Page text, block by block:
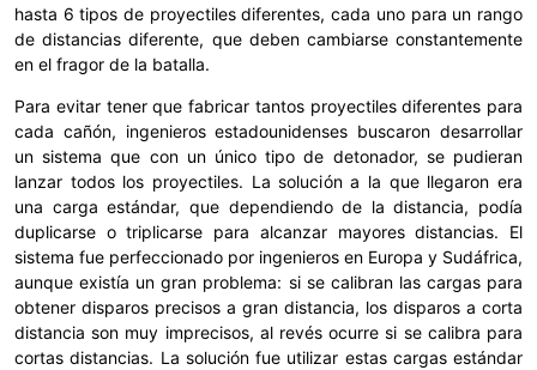
hasta 6 tipos de proyectiles diferentes, cada uno para un rango
de distancias diferente, que deben cambiarse constantemente
en el fragor de la batalla.
Para evitar tener que fabricar tantos proyectiles diferentes para
cada cañón, ingenieros estadounidenses buscaron desarrollar
un sistema que con un único tipo de detonador, se pudieran
lanzar todos los proyectiles. La solución a la que llegaron era
una carga estándar, que dependiendo de la distancia, podía
duplicarse o triplicarse para alcanzar mayores distancias. El
sistema fue perfeccionado por ingenieros en Europa y Sudáfrica,
aunque existía un gran problema: si se calibran las cargas para
obtener disparos precisos a gran distancia, los disparos a corta
distancia son muy imprecisos, al revés ocurre si se calibra para
cortas distancias. La solución fue utilizar estas cargas estándar